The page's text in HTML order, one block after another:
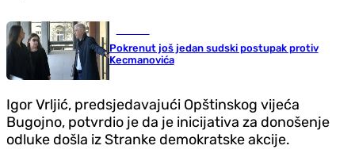
Pokrenut još jedan sudski postupak protiv
Kecmanovića
Igor Vrljić, predsjedavajući Opštinskog vijeća
Bugojno, potvrdio je da je inicijativa za donošenje
odluke došla iz Stranke demokratske akcije.